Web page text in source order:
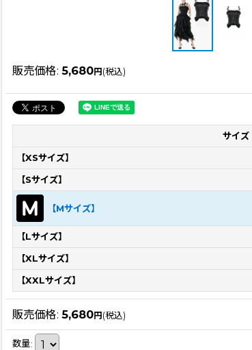
販売価格: 5,680円 (税込)
サイズ
【XSサイズ】
【Sサイズ】
【Mサイズ】
【Lサイズ】
【XLサイズ】
【XXLサイズ】
販売価格: 5,680円 (税込)
数量: